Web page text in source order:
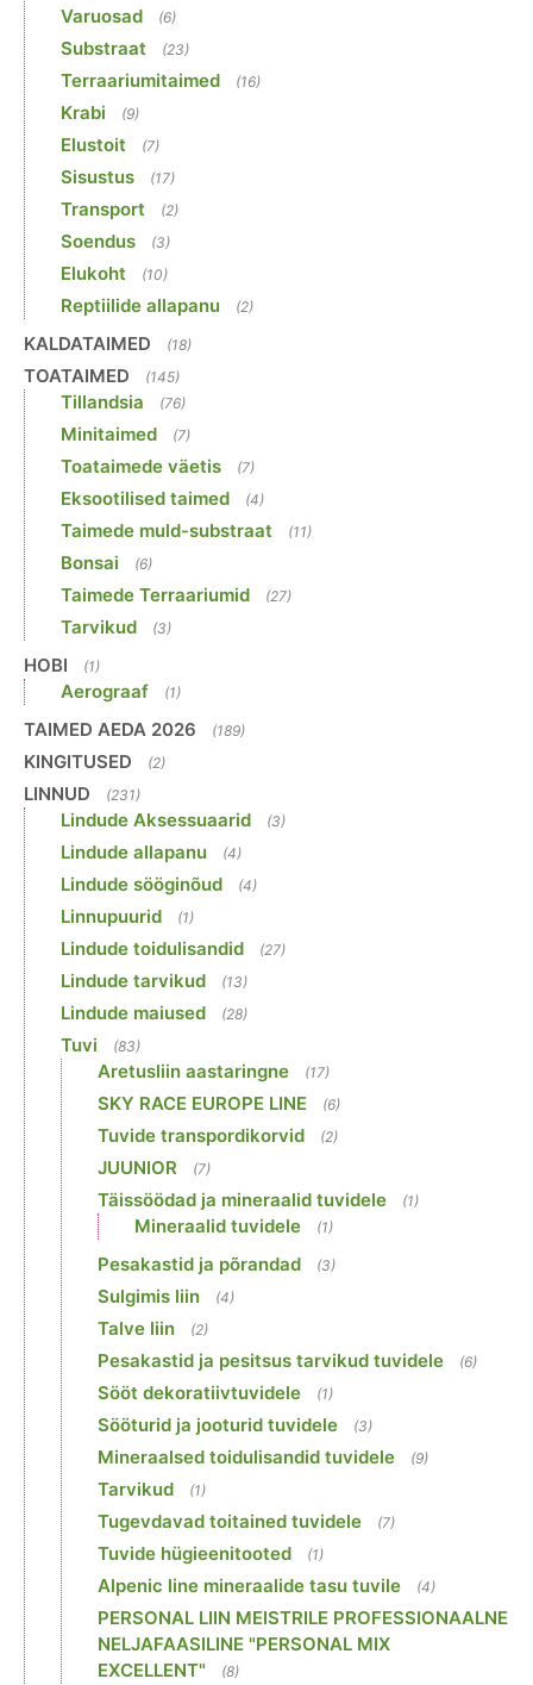
Varuosad (6)
Substraat (23)
Terraariumitaimed (16)
Krabi (9)
Elustoit (7)
Sisustus (17)
Transport (2)
Soendus (3)
Elukoht (10)
Reptiilide allapanu (2)
KALDATAIMED (18)
TOATAIMED (145)
Tillandsia (76)
Minitaimed (7)
Toataimede väetis (7)
Eksootilised taimed (4)
Taimede muld-substraat (11)
Bonsai (6)
Taimede Terraariumid (27)
Tarvikud (3)
HOBI (1)
Aerograaf (1)
TAIMED AEDA 2026 (189)
KINGITUSED (2)
LINNUD (231)
Lindude Aksessuaarid (3)
Lindude allapanu (4)
Lindude sööginõud (4)
Linnupuurid (1)
Lindude toidulisandid (27)
Lindude tarvikud (13)
Lindude maiused (28)
Tuvi (83)
Aretusliin aastaringne (17)
SKY RACE EUROPE LINE (6)
Tuvide transpordikorvid (2)
JUUNIOR (7)
Täissöödad ja mineraalid tuvidele (1)
Mineraalid tuvidele (1)
Pesakastid ja põrandad (3)
Sulgimis liin (4)
Talve liin (2)
Pesakastid ja pesitsus tarvikud tuvidele (6)
Sööt dekoratiivtuvidele (1)
Sööturid ja jooturid tuvidele (3)
Mineraalsed toidulisandid tuvidele (9)
Tarvikud (1)
Tugevdavad toitained tuvidele (7)
Tuvide hügieenitooted (1)
Alpenic line mineraalide tasu tuvile (4)
PERSONAL LIIN MEISTRILE PROFESSIONAALNE
NELJAFAASILINE "PERSONAL MIX
EXCELLENT"
(8)